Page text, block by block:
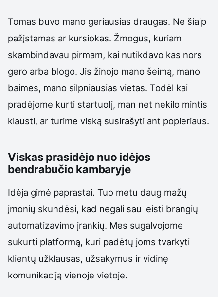
Tomas buvo mano geriausias draugas. Ne šiaip
pažįstamas ar kursiokas. Žmogus, kuriam
skambindavau pirmam, kai nutikdavo kas nors
gero arba blogo. Jis žinojo mano šeimą, mano
baimes, mano silpniausias vietas. Todėl kai
pradėjome kurti startuolį, man net nekilo mintis
klausti, ar turime viską susirašyti ant popieriaus.
Viskas prasidėjo nuo idėjos
bendrabučio kambaryje
Idėja gimė paprastai. Tuo metu daug mažų
įmonių skundėsi, kad negali sau leisti brangių
automatizavimo įrankių. Mes sugalvojome
sukurti platformą, kuri padėtų joms tvarkyti
klientų užklausas, užsakymus ir vidinę
komunikaciją vienoje vietoje.